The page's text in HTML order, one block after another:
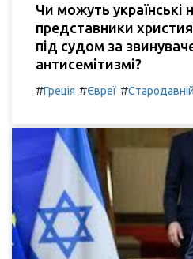
Чи можуть українські
представники
під судом за
антисемітизмі?
#Греція #Євреї #